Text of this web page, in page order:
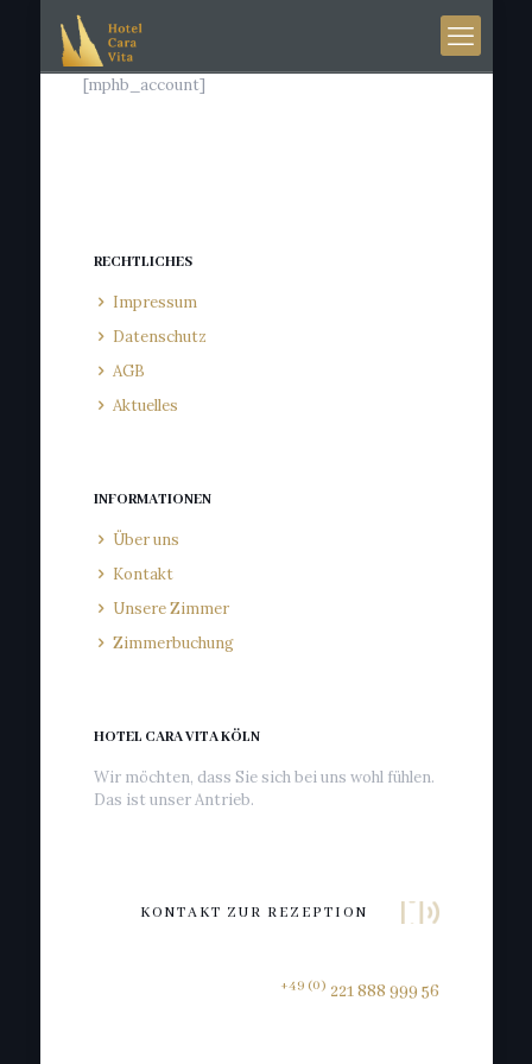
[mphb_account]
RECHTLICHES
Impressum
Datenschutz
AGB
Aktuelles
INFORMATIONEN
Über uns
Kontakt
Unsere Zimmer
Zimmerbuchung
HOTEL CARA VITA KÖLN
Wir möchten, dass Sie sich bei uns wohl fühlen.
Das ist unser Antrieb.
KONTAKT ZUR REZEPTION
+49 (0) 221 888 999 56